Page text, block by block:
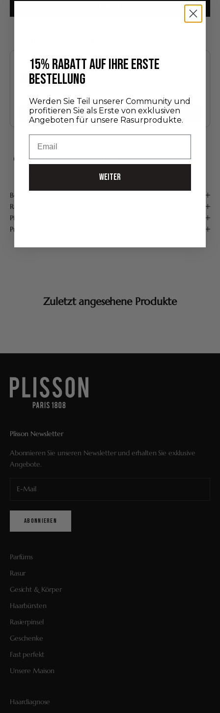
24,00 €
Hinzufügen
KOSTENLOSER VERSAND AB 75 €* Handgefertigt in Frankreich
Beschreibung
Ratschläge zur Verwendung
Pflege
Produktdetails
Zuletzt angesehene Produkte
Plisson Newsletter
Abonnieren Sie unseren Newsletter und erhalten Sie exklusive
Angebote.
ABONNIEREN
Parfüms
Rasur
Gesicht & Körper
Haarbürsten
Rasierpinsel
Geschenke
Fast perfekt
Unsere Maison
Haardiagnose
15% RABATT AUF IHRE ERSTE
BESTELLUNG
Werden Sie Teil unserer Community und
profitieren Sie als Erste von exklusiven
Angeboten für unsere Rasurprodukte.
WEITER